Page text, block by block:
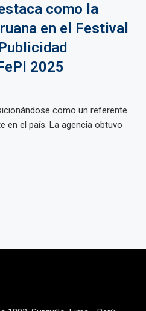
como la
en el Festival
2025
como un referente
en el país. La agencia obtuvo